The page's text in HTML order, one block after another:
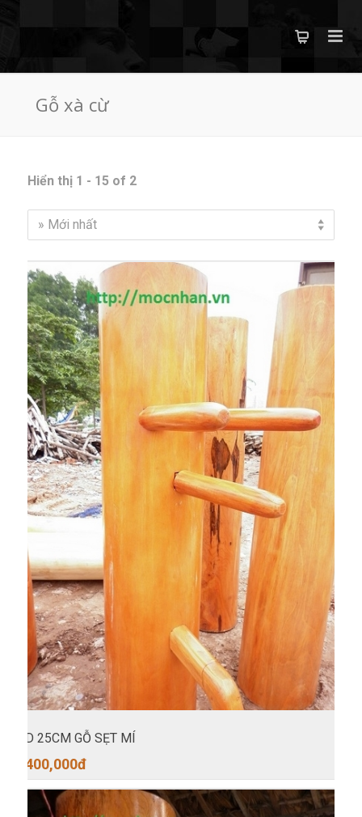
Gỗ xà cừ
Hiển thị 1 - 15 of 2
» Mới nhất
D 25CM GỖ SẸT MÍ
400,000đ